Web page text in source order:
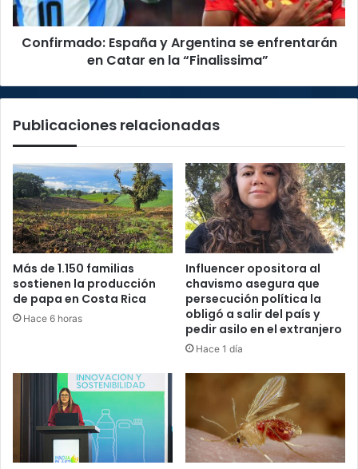
Catar
en
Confirmado: España y Argentina se enfrentarán
en Catar en la “Finalissima”
Publicaciones relacionadas
Más de 1.150 familias
sostienen la producción
de papa en Costa Rica
Hace 6 horas
Influencer opositora al
chavismo asegura que
persecución política la
obligó a salir del país y
pedir asilo en el extranjero
Hace 1 día